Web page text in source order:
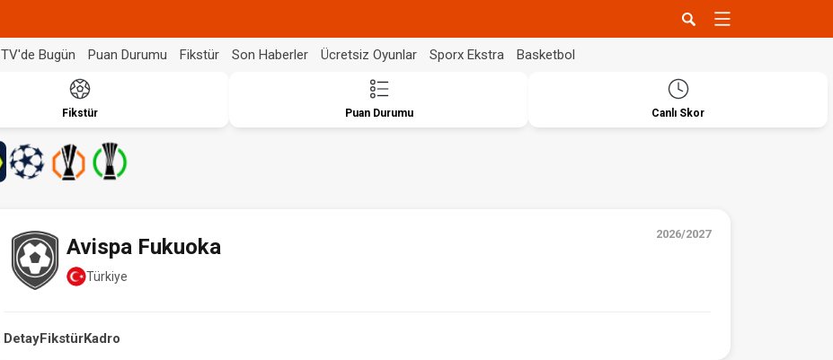
TV'de Bugün Puan Durumu Fikstür Son Haberler Ücretsiz Oyunlar Sporx Ekstra Basketbol
Fikstür Puan Durumu Canlı Skor
2026/2027
Avispa Fukuoka
Türkiye
DetayFikstürKadro